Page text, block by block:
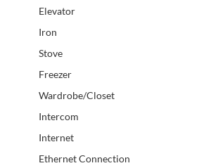
Elevator
Iron
Stove
Freezer
Wardrobe/Closet
Intercom
Internet
Ethernet Connection